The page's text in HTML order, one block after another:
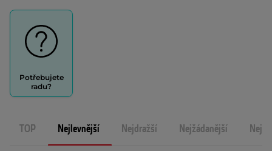
Potřebujete
radu?
TOP Nejlevnější Nejdražší Nejžádanější